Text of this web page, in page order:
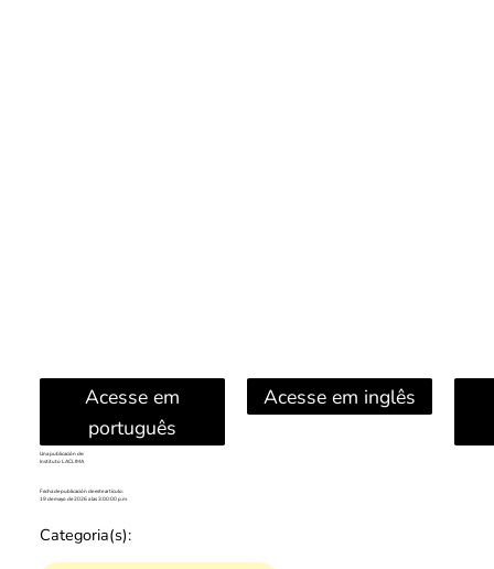
Acesse em
português
Acesse em inglês
Una publicación de:
Instituto LACLIMA
Fecha de publicación de este artículo:
19 de mayo de 2026 a las 3:00:00 p.m.
Categoria(s):